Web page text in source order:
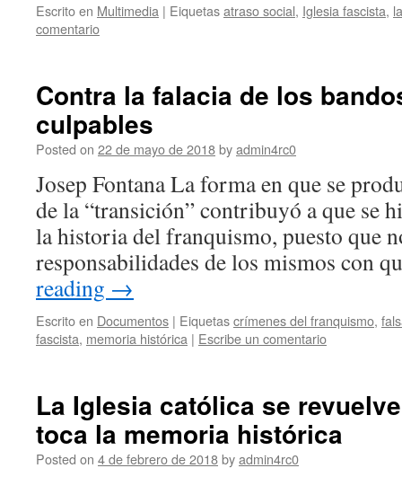
Escrito en Multimedia | Eiquetasatraso social, Iglesia fascista,
comentario
Contra la falacia de los
culpables
Posted on 22 de mayo de 2018byadmin4rc0
Josep Fontana La forma en que se
de la “transición” contribuyó a que se
la historia del franquismo, puesto que
responsabilidades de los mismos con
reading →
Escrito en Documentos | Eiquetascrímenes del franquismo,
fascista, memoria histórica | Escribe un comentario
La Iglesia católica se
toca la memoria histórica
Posted on 4 de febrero de 2018byadmin4rc0